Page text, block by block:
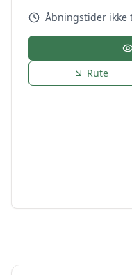
Åbningstider
Rute